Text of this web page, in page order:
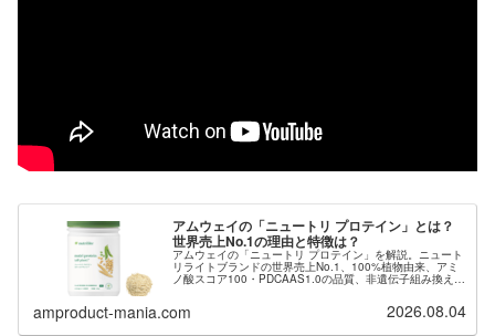
アムウェイの「ニュートリ プロテイン」とは？
世界売上No.1の理由と特徴は？
アムウェイの「ニュートリ プロテイン」を解説。ニュート
リライトブランドの世界売上No.1、100%植物由来、アミ
ノ酸スコア100・PDCAAS1.0の品質、非遺伝子組み換え・
amproduct-mania.com 2026.08.04